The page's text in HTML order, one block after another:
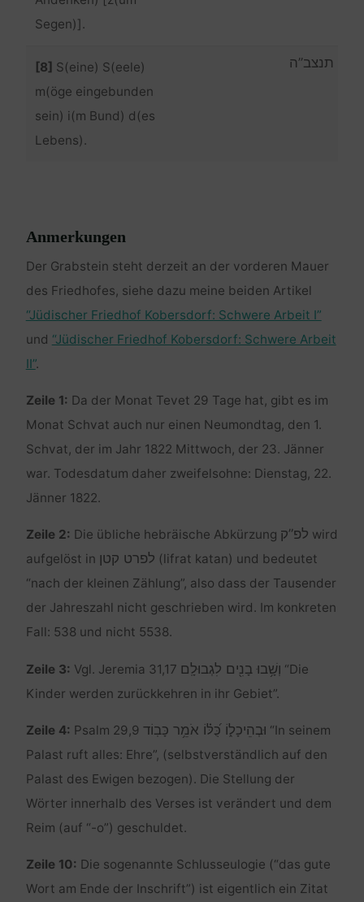
Segen)].
[8] S(eine) S(eele)
m(öge eingebunden
sein) i(m Bund) d(es
Lebens).
תנצב”ה
Anmerkungen
Der Grabstein steht derzeit an der vorderen Mauer
des Friedhofes, siehe dazu meine beiden Artikel
“Jüdischer Friedhof Kobersdorf: Schwere Arbeit I”
und “Jüdischer Friedhof Kobersdorf: Schwere Arbeit
II”.
Zeile 1: Da der Monat Tevet 29 Tage hat, gibt es im
Monat Schvat auch nur einen Neumondtag, den 1.
Schvat, der im Jahr 1822 Mittwoch, der 23. Jänner
war. Todesdatum daher zweifelsohne: Dienstag, 22.
Jänner 1822.
Zeile 2: Die übliche hebräische Abkürzung לפ”ק wird
aufgelöst in לפרט קטן (lifrat katan) und bedeutet
“nach der kleinen Zählung”, also dass der Tausender
der Jahreszahl nicht geschrieben wird. Im konkreten
Fall: 538 und nicht 5538.
Zeile 3: Vgl. Jeremia 31,17 וְשָׁ֥בוּ בָנִ֖ים לִגְבוּלָֽם “Die
Kinder werden zurückkehren in ihr Gebiet”.
Zeile 4: Psalm 29,9 וּבְהֵיכָל֑וֹ כֻּ֝לּ֗וֹ אֹמֵ֥ר כָּבֽוֹד “In seinem
Palast ruft alles: Ehre”, (selbstverständlich auf den
Palast des Ewigen bezogen). Die Stellung der
Wörter innerhalb des Verses ist verändert und dem
Reim (auf “-o”) geschuldet.
Zeile 10: Die sogenannte Schlusseulogie (“das gute
Wort am Ende der Inschrift”) ist eigentlich ein Zitat